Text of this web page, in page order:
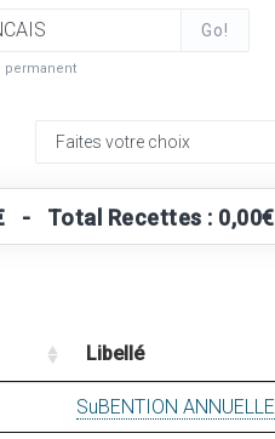
Go!
permanent
- Total Recettes : 0,00€
Libellé
SuBENTION ANNUELLE